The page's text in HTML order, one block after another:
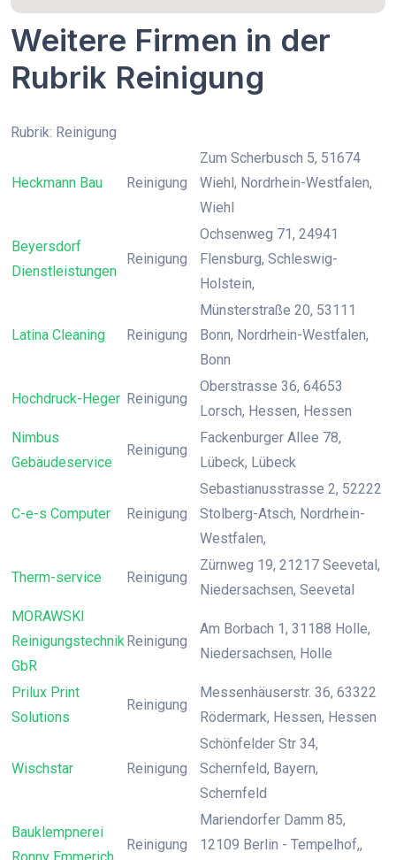
Weitere Firmen in der
Rubrik Reinigung
Rubrik: Reinigung
Heckmann Bau Reinigung
Zum Scherbusch 5, 51674
Wiehl, Nordrhein-Westfalen,
Wiehl
Beyersdorf
Dienstleistungen
Reinigung
Ochsenweg 71, 24941
Flensburg, Schleswig-
Holstein,
Latina Cleaning Reinigung
Münsterstraße 20, 53111
Bonn, Nordrhein-Westfalen,
Bonn
Hochdruck-Heger Reinigung
Oberstrasse 36, 64653
Lorsch, Hessen, Hessen
Nimbus
Gebäudeservice
Reinigung
Fackenburger Allee 78,
Lübeck, Lübeck
C-e-s Computer Reinigung
Sebastianusstrasse 2, 52222
Stolberg-Atsch, Nordrhein-
Westfalen,
Therm-service Reinigung
Zürnweg 19, 21217 Seevetal,
Niedersachsen, Seevetal
MORAWSKI
Reinigungstechnik
GbR
Reinigung
Am Borbach 1, 31188 Holle,
Niedersachsen, Holle
Prilux Print
Solutions
Reinigung
Messenhäuserstr. 36, 63322
Rödermark, Hessen, Hessen
Wischstar Reinigung
Schönfelder Str 34,
Schernfeld, Bayern,
Schernfeld
Bauklempnerei
Reinigung
Mariendorfer Damm 85,
12109 Berlin - Tempelhof,,